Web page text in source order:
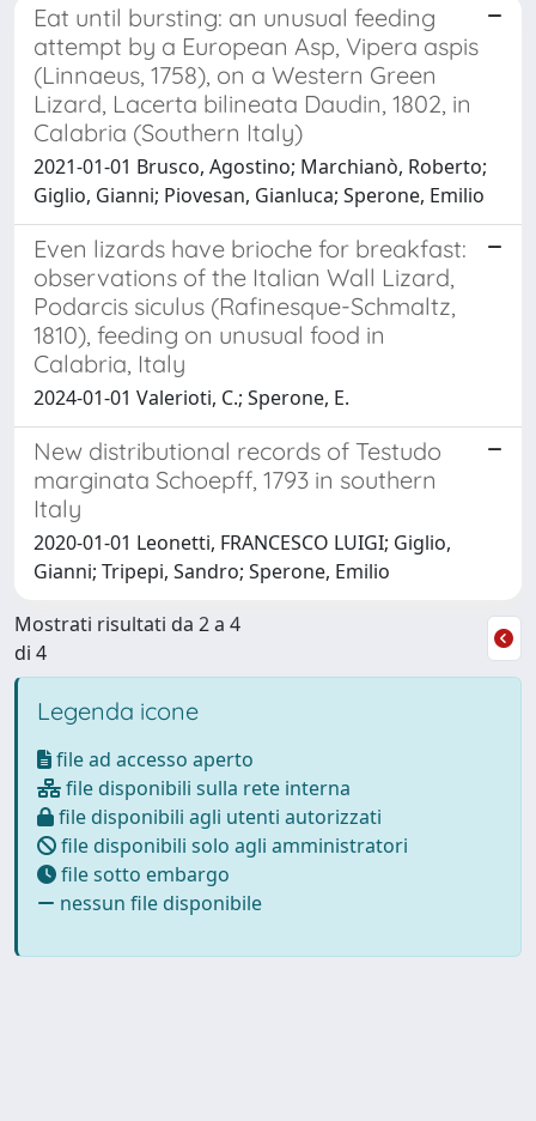
Eat until bursting: an unusual feeding
attempt by a European Asp, Vipera aspis
(Linnaeus, 1758), on a Western Green
Lizard, Lacerta bilineata Daudin, 1802, in
Calabria (Southern Italy)
2021-01-01 Brusco, Agostino; Marchianò, Roberto;
Giglio, Gianni; Piovesan, Gianluca; Sperone, Emilio
Even lizards have brioche for breakfast:
observations of the Italian Wall Lizard,
Podarcis siculus (Rafinesque-Schmaltz,
1810), feeding on unusual food in
Calabria, Italy
2024-01-01 Valerioti, C.; Sperone, E.
New distributional records of Testudo
marginata Schoepff, 1793 in southern
Italy
2020-01-01 Leonetti, FRANCESCO LUIGI; Giglio,
Gianni; Tripepi, Sandro; Sperone, Emilio
Mostrati risultati da 2 a 4
di 4
Legenda icone
file ad accesso aperto
file disponibili sulla rete interna
file disponibili agli utenti autorizzati
file disponibili solo agli amministratori
file sotto embargo
nessun file disponibile